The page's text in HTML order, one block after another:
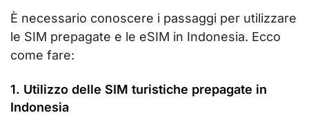
È necessario conoscere i passaggi per utilizzare
le SIM prepagate e le eSIM in Indonesia. Ecco
come fare:
1. Utilizzo delle SIM turistiche prepagate in
Indonesia